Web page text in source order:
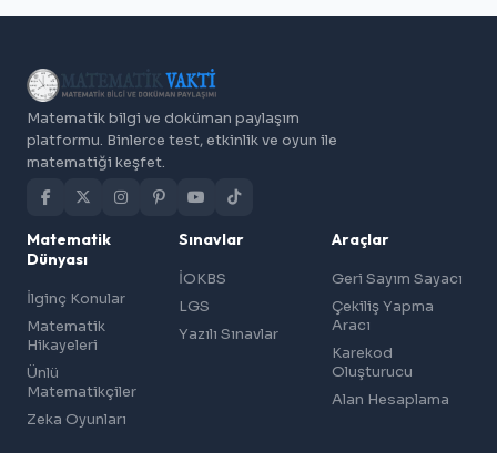
Matematik bilgi ve doküman paylaşım
platformu. Binlerce test, etkinlik ve oyun ile
matematiği keşfet.
Matematik
Dünyası
İlginç Konular
Matematik
Hikayeleri
Ünlü
Matematikçiler
Zeka Oyunları
Sınavlar
İOKBS
LGS
Yazılı Sınavlar
Araçlar
Geri Sayım Sayacı
Çekiliş Yapma
Aracı
Karekod
Oluşturucu
Alan Hesaplama